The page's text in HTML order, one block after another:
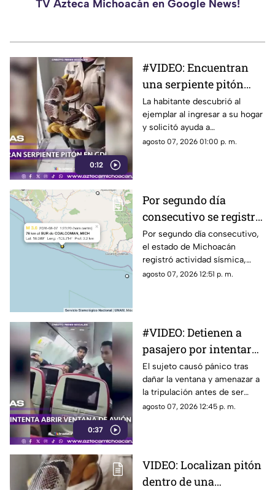
TV Azteca Michoacán en Google News!
0:12
#VIDEO: Encuentran
una serpiente pitón
dentro de una vivienda
La habitante descubrió al
ejemplar al ingresar a su hogar
y solicitó ayuda a
emergencias. Guardabosques
agosto 07, 2026 01:00 p. m.
Por segundo día
consecutivo se registra
un sismo en
Michoacán; fue al sur
de Coalcomán
Por segundo día consecutivo,
el estado de Michoacán
registró actividad sísmica,
luego de que la mañana de
agosto 07, 2026 12:51 p. m.
0:37
#VIDEO: Detienen a
pasajero por intentar
abrir puerta en vuelo.
El sujeto causó pánico tras
dañar la ventana y amenazar a
la tripulación antes de ser
sometido.
agosto 07, 2026 12:45 p. m.
VIDEO: Localizan pitón
dentro de una